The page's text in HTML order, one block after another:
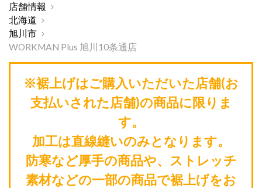
店舗情報
北海道
旭川市
WORKMAN Plus 旭川10条通店
※裾上げはご購入いただいた店舗(お
支払いされた店舗)の商品に限りま
す。
加工は直線縫いのみとなります。
防寒など厚手の商品や、ストレッチ
素材などの一部の商品で裾上げをお